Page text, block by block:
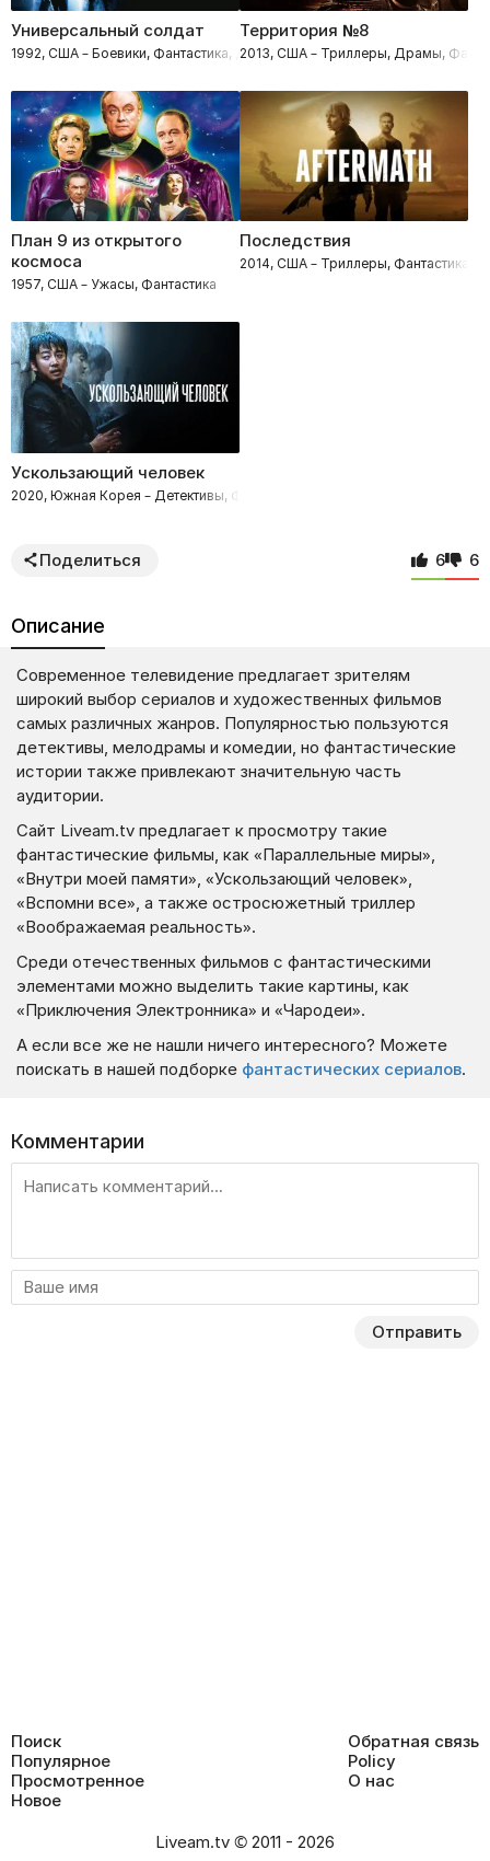
Универсальный солдат
1992, США – Боевики, Фантастика, Драмы
Территория №8
2013, США – Триллеры, Драмы,
План 9 из открытого
космоса
1957, США – Ужасы, Фантастика
Последствия
2014, США – Триллеры, Фантастика,
Ускользающий человек
2020, Южная Корея – Детективы, Фантастика, Боевики
Поделиться 6 6
Описание
Современное телевидение предлагает зрителям
широкий выбор сериалов и художественных фильмов
самых различных жанров. Популярностью пользуются
детективы, мелодрамы и комедии, но фантастические
истории также привлекают значительную часть
аудитории.
Сайт Liveam.tv предлагает к просмотру такие
фантастические фильмы, как «Параллельные миры»,
«Внутри моей памяти», «Ускользающий человек»,
«Вспомни все», а также остросюжетный триллер
«Воображаемая реальность».
Среди отечественных фильмов с фантастическими
элементами можно выделить такие картины, как
«Приключения Электронника» и «Чародеи».
А если все же не нашли ничего интересного? Можете
поискать в нашей подборке фантастических сериалов.
Комментарии
Отправить
Поиск
Популярное
Просмотренное
Новое
Обратная связь
Policy
О нас
Liveam.tv © 2011 - 2026